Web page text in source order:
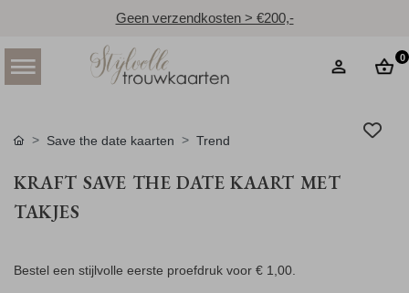
Geen verzendkosten > €200,-
0
Save the date kaarten Trend
KRAFT SAVE THE DATE KAART MET
TAKJES
Bestel een stijlvolle eerste proefdruk voor € 1,00.